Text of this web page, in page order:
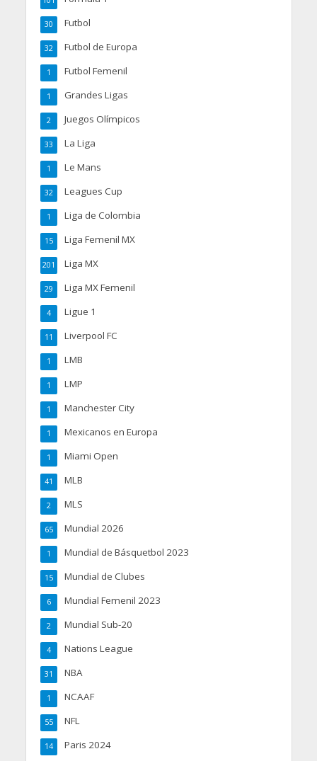
Futbol
30
Futbol de Europa
32
Futbol Femenil
1
Grandes Ligas
1
Juegos Olímpicos
2
La Liga
33
Le Mans
1
Leagues Cup
32
Liga de Colombia
1
Liga Femenil MX
15
Liga MX
201
Liga MX Femenil
29
Ligue 1
4
Liverpool FC
11
LMB
1
LMP
1
Manchester City
1
Mexicanos en Europa
1
Miami Open
1
MLB
41
MLS
2
Mundial 2026
65
Mundial de Básquetbol 2023
1
Mundial de Clubes
15
Mundial Femenil 2023
6
Mundial Sub-20
2
Nations League
4
NBA
31
NCAAF
1
NFL
55
Paris 2024
14